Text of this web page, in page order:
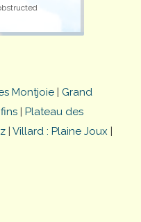
Montjoie | Grand
| Plateau des
| Villard : Plaine Joux |